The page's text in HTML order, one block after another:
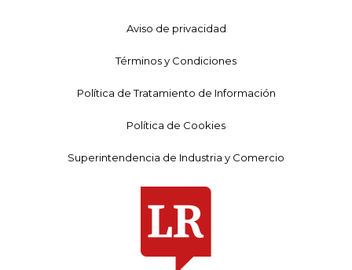
Aviso de privacidad
Términos y Condiciones
Política de Tratamiento de Información
Política de Cookies
Superintendencia de Industria y Comercio